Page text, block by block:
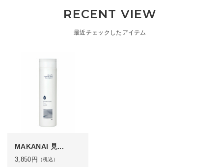
RECENT VIEW
最近チェックしたアイテム
MAKANAI 見...
3,850 円 （税込）